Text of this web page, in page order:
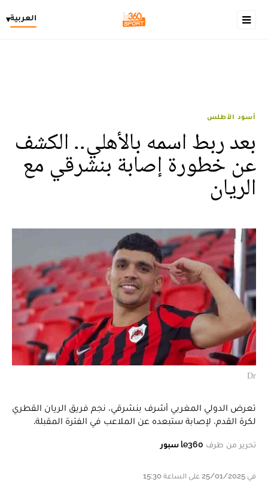
العربية▾
أسود الأطلس
بعد ربط اسمه بالأهلي.. الكشف
عن خطورة إصابة بنشرقي مع
الريان
Dr
تعرض الدولي المغربي أشرف بنشرقي، نجم فريق الريان القطري
لكرة القدم، لإصابة ستبعده عن الملاعب في الفترة المقبلة.
تحرير من طرف le360 سبور
في 25/01/2025 على الساعة 15:30